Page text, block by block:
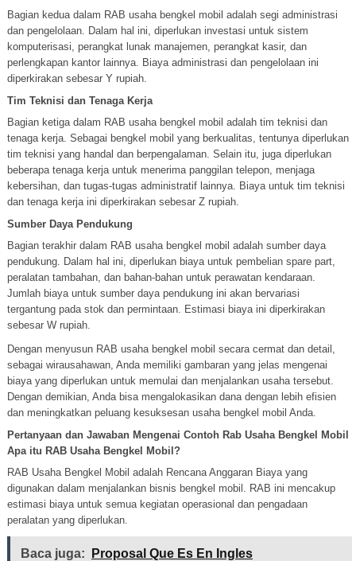
Bagian kedua dalam RAB usaha bengkel mobil adalah segi administrasi
dan pengelolaan. Dalam hal ini, diperlukan investasi untuk sistem
komputerisasi, perangkat lunak manajemen, perangkat kasir, dan
perlengkapan kantor lainnya. Biaya administrasi dan pengelolaan ini
diperkirakan sebesar Y rupiah.
Tim Teknisi dan Tenaga Kerja
Bagian ketiga dalam RAB usaha bengkel mobil adalah tim teknisi dan
tenaga kerja. Sebagai bengkel mobil yang berkualitas, tentunya diperlukan
tim teknisi yang handal dan berpengalaman. Selain itu, juga diperlukan
beberapa tenaga kerja untuk menerima panggilan telepon, menjaga
kebersihan, dan tugas-tugas administratif lainnya. Biaya untuk tim teknisi
dan tenaga kerja ini diperkirakan sebesar Z rupiah.
Sumber Daya Pendukung
Bagian terakhir dalam RAB usaha bengkel mobil adalah sumber daya
pendukung. Dalam hal ini, diperlukan biaya untuk pembelian spare part,
peralatan tambahan, dan bahan-bahan untuk perawatan kendaraan.
Jumlah biaya untuk sumber daya pendukung ini akan bervariasi
tergantung pada stok dan permintaan. Estimasi biaya ini diperkirakan
sebesar W rupiah.
Dengan menyusun RAB usaha bengkel mobil secara cermat dan detail,
sebagai wirausahawan, Anda memiliki gambaran yang jelas mengenai
biaya yang diperlukan untuk memulai dan menjalankan usaha tersebut.
Dengan demikian, Anda bisa mengalokasikan dana dengan lebih efisien
dan meningkatkan peluang kesuksesan usaha bengkel mobil Anda.
Pertanyaan dan Jawaban Mengenai Contoh Rab Usaha Bengkel Mobil
Apa itu RAB Usaha Bengkel Mobil?
RAB Usaha Bengkel Mobil adalah Rencana Anggaran Biaya yang
digunakan dalam menjalankan bisnis bengkel mobil. RAB ini mencakup
estimasi biaya untuk semua kegiatan operasional dan pengadaan
peralatan yang diperlukan.
Baca juga: Proposal Que Es En Ingles